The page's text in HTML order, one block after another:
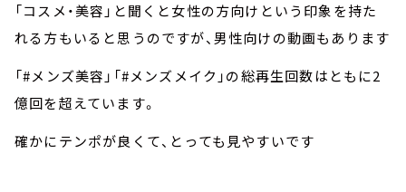
「コスメ・美容」と聞くと女性の方向けという印象を持た
れる方もいると思うのですが、男性向けの動画もあります
「#メンズ美容」「#メンズメイク」の総再生回数はともに2
億回を超えています。
確かにテンポが良くて、とっても見やすいです